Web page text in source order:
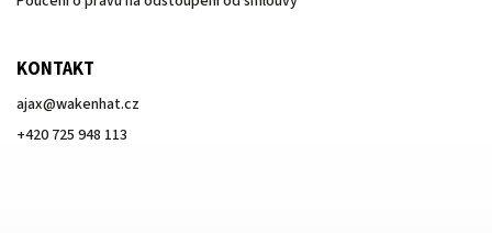
KONTAKT
ajax@wakenhat.cz
+420 725 948 113